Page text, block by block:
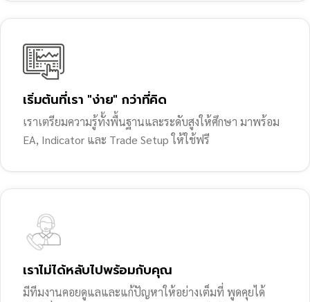
เริ่มต้นที่เรา "ง่าย" กว่าที่คิด
เราเตรียมความรู้ทั้งพื้นฐานและระดับสูงให้ศึกษา มาพร้อม
EA, Indicator และ Trade Setup ให้ใช้ฟรี
เราไม่ได้หลับไปพร้อมกับคุณ
มีทีมงานคอยดูแลและแก้ปัญหาให้อย่างเต็มที่ พูดคุยได้